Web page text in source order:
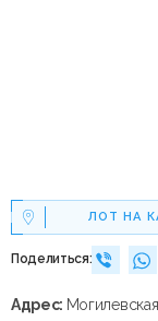
ЛОТ НА
Поделиться:
Адрес: